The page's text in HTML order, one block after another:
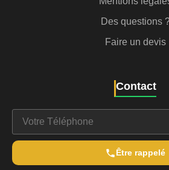
Des questions
Faire un devis
Contact
Être rappelé